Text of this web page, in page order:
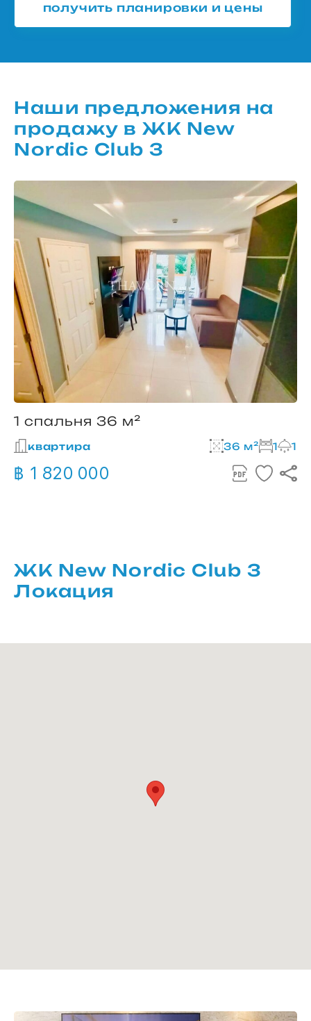
получить планировки и цены
Наши предложения на
продажу в ЖК New
Nordic Club 3
1 спальня 36 м²
квартира 36 м² 1 1
฿ 1 820 000
ЖК New Nordic Club 3
Локация